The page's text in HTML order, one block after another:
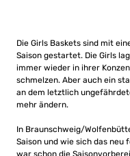
Die Girls Baskets sind mit
Saison gestartet. Die Girls
immer wieder in ihrer
schmelzen. Aber auch ein
an dem letztlich
mehr ändern.
In Braunschweig/
Saison und wie sich das
war schon die